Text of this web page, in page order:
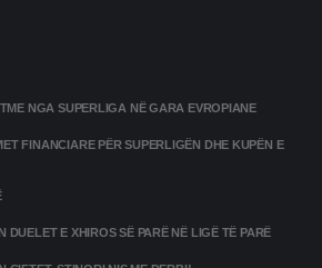
NGA SUPERLIGA NË GARA EVROPIANE
FINANCIARE PËR SUPERLIGËN DHE KUPËN E
DUELET E XHIROS SË PARË NË LIGË TË PARË